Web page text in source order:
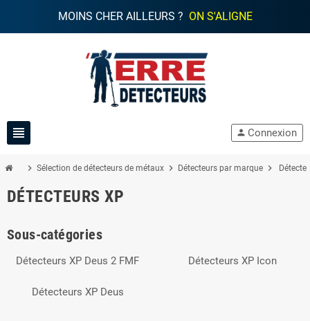
MOINS CHER AILLEURS ? ON S'ALIGNE
view_headline person Connexion
chevron_right Sélection de détecteurs de métaux chevron_right Détecteurs par marque chevron_right
DÉTECTEURS XP
Sous-catégories
Détecteurs XP Deus 2 FMF Détecteurs XP Icon
Détecteurs XP Deus